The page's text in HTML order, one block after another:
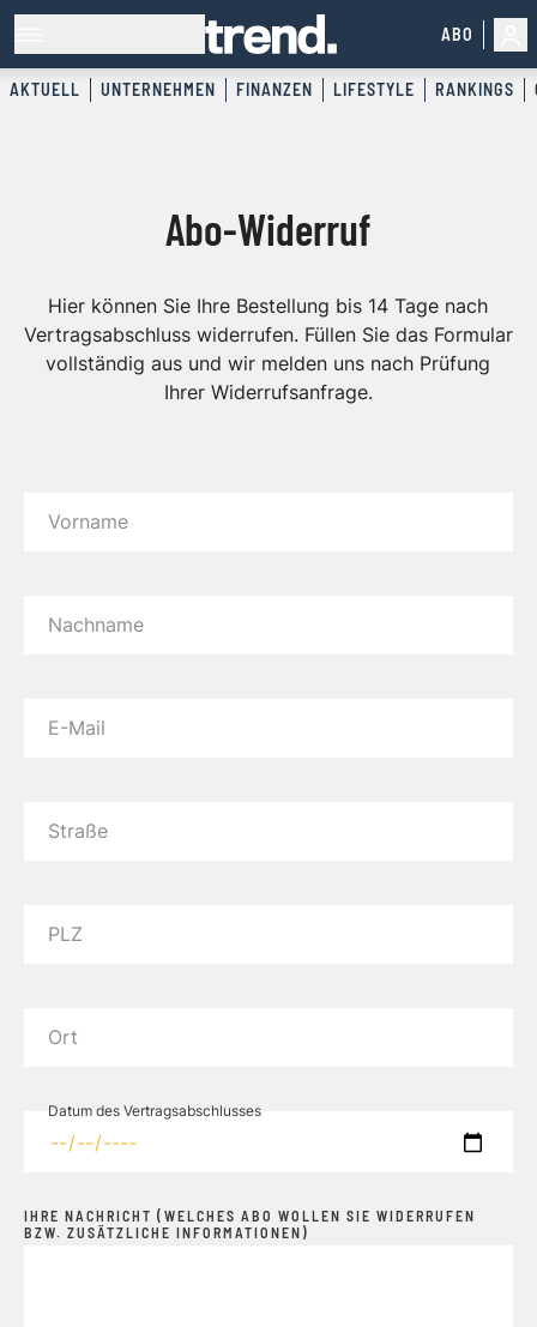
ABO
AKTUELL UNTERNEHMEN FINANZEN LIFESTYLE RANKINGS
Abo-Widerruf
Hier können Sie Ihre Bestellung bis 14 Tage nach
Vertragsabschluss widerrufen. Füllen Sie das Formular
vollständig aus und wir melden uns nach Prüfung
Ihrer Widerrufsanfrage.
Vorname
Nachname
E-Mail
Straße
PLZ
Ort
Datum des Vertragsabschlusses
IHRE NACHRICHT (WELCHES ABO WOLLEN SIE WIDERRUFEN
BZW. ZUSÄTZLICHE INFORMATIONEN)